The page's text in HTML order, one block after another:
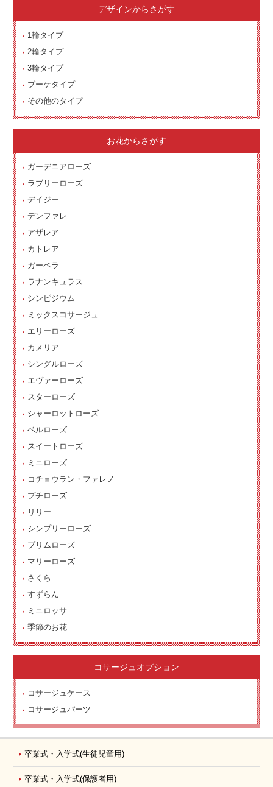
デザインからさがす
1輪タイプ
2輪タイプ
3輪タイプ
ブーケタイプ
その他のタイプ
お花からさがす
ガーデニアローズ
ラブリーローズ
デイジー
デンファレ
アザレア
カトレア
ガーベラ
ラナンキュラス
シンピジウム
ミックスコサージュ
エリーローズ
カメリア
シングルローズ
エヴァーローズ
スターローズ
シャーロットローズ
ベルローズ
スイートローズ
ミニローズ
コチョウラン・ファレノ
プチローズ
リリー
シンプリーローズ
プリムローズ
マリーローズ
さくら
すずらん
ミニロッサ
季節のお花
コサージュオプション
コサージュケース
コサージュパーツ
卒業式・入学式(生徒児童用)
卒業式・入学式(保護者用)